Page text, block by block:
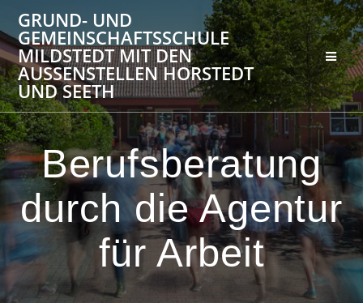
Inhalt
springen
GRUND- UND
GEMEINSCHAFTSSCHULE
MILDSTEDT MIT DEN
AUSSENSTELLEN HORSTEDT U
ND SEETH
Berufsberatung
durch die Agentur
für Arbeit